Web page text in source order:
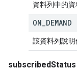
資料列中的資
ON DEMAND
該資料列說明
subscribedStatus